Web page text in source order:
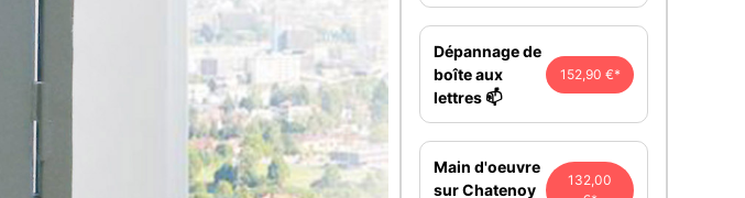
Dépannage de
boîte aux
lettres 📫
152,90 €*
Main d'oeuvre
sur Chatenoy
132,00